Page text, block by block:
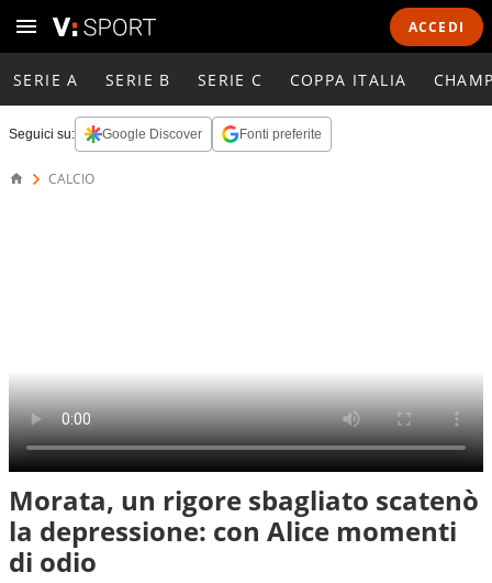
ACCEDI
SERIE A SERIE B SERIE C COPPA ITALIA
Seguici su: Google Discover Fonti preferite
CALCIO
Morata, un rigore sbagliato scatenò
la depressione: con Alice momenti
di odio